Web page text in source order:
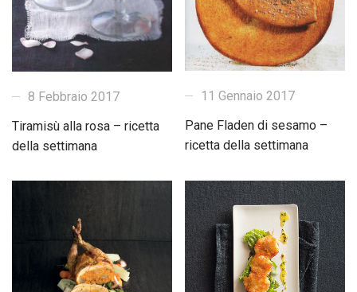
8 Febbraio 2017
Tiramisù alla rosa – ricetta
della settimana
11 Gennaio 2017
Pane Fladen di sesamo –
ricetta della settimana